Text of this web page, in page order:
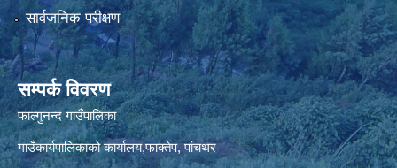
सार्वजनिक परीक्षण
सम्पर्क विवरण
फाल्गुनन्द गाउँपालिका
गाउँकार्यपालिकाको कार्यालय,फाक्तेप, पांचथर